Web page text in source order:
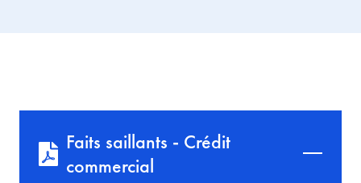
Faits saillants - Crédit
commercial